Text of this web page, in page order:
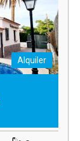
Alquiler